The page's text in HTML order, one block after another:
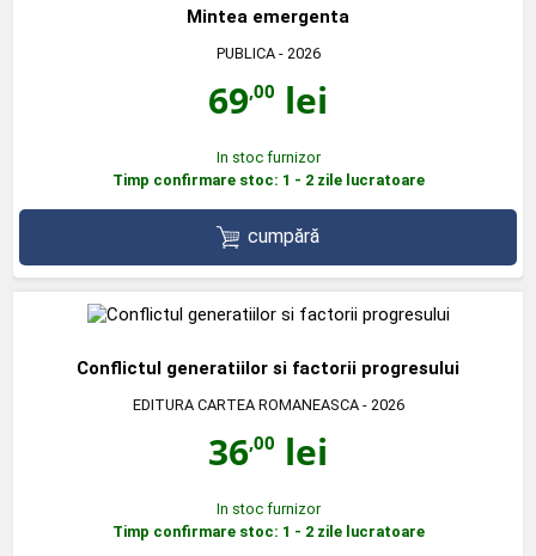
Mintea emergenta
PUBLICA- 2026
69,00 lei
In stoc furnizor
Timp confirmare stoc: 1 - 2 zile lucratoare
cumpără
Conflictul generatiilor si factorii progresului
EDITURA CARTEA ROMANEASCA- 2026
36,00 lei
In stoc furnizor
Timp confirmare stoc: 1 - 2 zile lucratoare